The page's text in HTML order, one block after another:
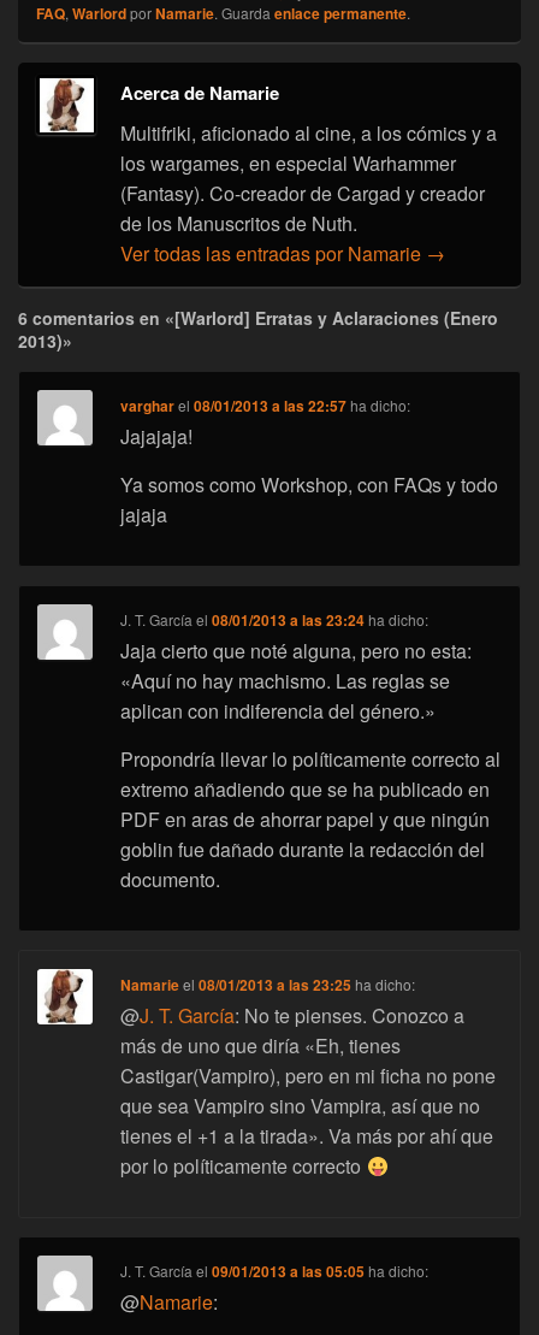
FAQ, WarlordporNamarie. Guarda enlace permanente.
Acerca de Namarie
Multifriki, aficionado al cine, a los cómics y a
los wargames, en especial Warhammer
(Fantasy). Co-creador de Cargad y creador
de los Manuscritos de Nuth.
Ver todas las entradas por Namarie →
6 comentarios en «[Warlord] Erratas y Aclaraciones (Enero
2013)»
vargharel08/01/2013 a las 22:57 ha dicho:
Jajajaja!
Ya somos como Workshop, con FAQs y todo
jajaja
J. T. García el08/01/2013 a las 23:24 ha dicho:
Jaja cierto que noté alguna, pero no esta:
«Aquí no hay machismo. Las reglas se
aplican con indiferencia del género.»
Propondría llevar lo políticamente correcto al
extremo añadiendo que se ha publicado en
PDF en aras de ahorrar papel y que ningún
goblin fue dañado durante la redacción del
documento.
Namarieel08/01/2013 a las 23:25 ha dicho:
@J. T. García: No te pienses. Conozco a
más de uno que diría «Eh, tienes
Castigar(Vampiro), pero en mi ficha no pone
que sea Vampiro sino Vampira, así que no
tienes el +1 a la tirada». Va más por ahí que
por lo políticamente correcto
J. T. García el09/01/2013 a las 05:05 ha dicho:
@Namarie: